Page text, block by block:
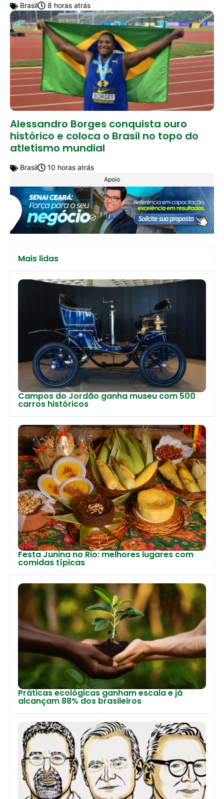
Brasil 8 horas atrás
Alessandro Borges conquista ouro
histórico e coloca o Brasil no topo do
atletismo mundial
Brasil 10 horas atrás
Apoio
Mais lidas
Campos do Jordão ganha museu com 500
carros históricos
Festa Junina no Rio: melhores lugares com
comidas típicas
Práticas ecológicas ganham escala e já
alcançam 88% dos brasileiros